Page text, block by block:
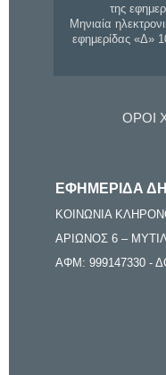
της
Μηνιαία
εφημερίδας «Δ»
ΟΡΟΙ
ΕΦΗΜΕΡΙΔΑ
ΚΟΙΝΩΝΙΑ
ΑΡΙΩΝΟΣ 6 –
ΑΦΜ: 999147330 -